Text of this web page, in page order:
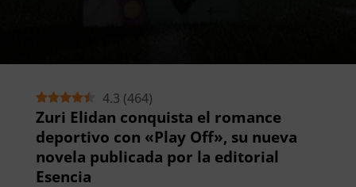
4.3 (464)
Zuri Elidan conquista el romance
deportivo con «Play Off», su nueva
novela publicada por la editorial
Esencia